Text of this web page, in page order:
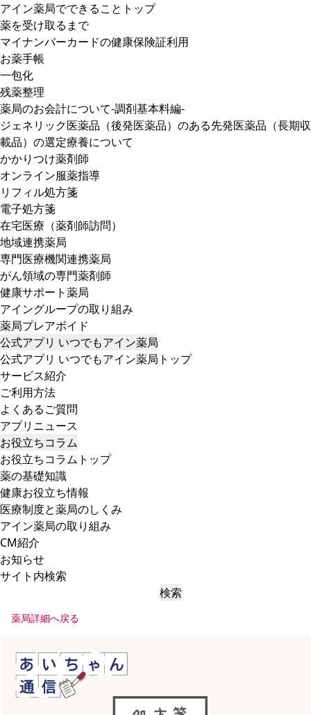
アイン薬局でできることトップ
薬を受け取るまで
マイナンバーカードの健康保険証利用
お薬手帳
一包化
残薬整理
薬局のお会計について-調剤基本料編-
ジェネリック医薬品（後発医薬品）のある先発医薬品（長期収
載品）の選定療養について
かかりつけ薬剤師
オンライン服薬指導
リフィル処方箋
電子処方箋
在宅医療（薬剤師訪問）
地域連携薬局
専門医療機関連携薬局
がん領域の専門薬剤師
健康サポート薬局
アイングループの取り組み
薬局プレアボイド
公式アプリ いつでもアイン薬局
公式アプリ いつでもアイン薬局トップ
サービス紹介
ご利用方法
よくあるご質問
アプリニュース
お役立ちコラム
お役立ちコラムトップ
薬の基礎知識
健康お役立ち情報
医療制度と薬局のしくみ
アイン薬局の取り組み
CM紹介
お知らせ
サイト内検索
検索
薬局詳細へ戻る